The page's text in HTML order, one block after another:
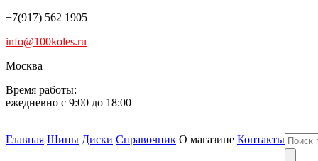
+7(917) 562 1905
info@100koles.ru
Москва
Время работы:
ежедневно с 9:00 до 18:00
Главная Шины Диски Справочник О магазине Контакты